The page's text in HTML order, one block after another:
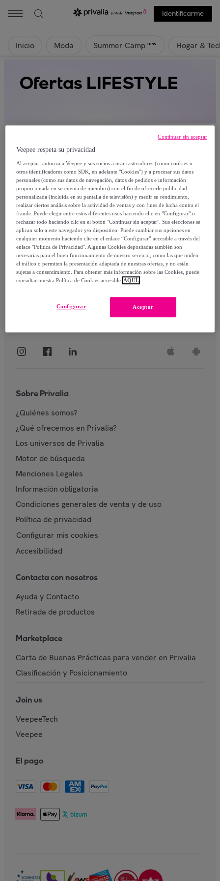
Identificarme
Inicio Moda Summer Camp new Hogar &
Ofertas LIFESTYLE
Actualmente no hay productos disponibles.
Regístrate y accede a todos los productos visibles
para nuestros miembros.
Identificarme
Sobre Privalia
¿Quiénes somos?
¿Qué ofrecemos en Privalia?
Los universos de Privalia
Motor de búsqueda
Menciones Legales
Información obligatoria
Condiciones generales de venta y de uso
Política de privacidad
Configurar mis cookies
Accesibilidad
Contacta con nosotros
Ayuda y Contacto
Retirada de productos
Marketplace
Carta de Buenas Prácticas para vender en Privalia
Clasificación y Posicionamiento
Join us
VeepeeTech
Veepee
El pago
Veepee respeta su privacidad
Al aceptar, autoriza a Veepee y sus socios a usar rastreadores (como cookies u
otros identificadores como SDK, en adelante "Cookies") y a procesar sus datos
personales (como sus datos de navegación, datos de pedidos e información
proporcionada en su cuenta de miembro) con el fin de ofrecerle publicidad
personalizada (incluida en su pantalla de televisión) y medir su rendimiento,
realizar ciertos análisis sobre la actividad de ventas y con fines de lucha contra el
fraude. Puede elegir entre estos diferentes usos haciendo clic en "Configurar" o
rechazar todo haciendo clic en el botón "Continuar sin aceptar". Sus elecciones se
aplican solo a este navegador y/o dispositivo. Puede cambiar sus opciones en
cualquier momento haciendo clic en el enlace “Configurar” accesible a través del
enlace "Política de Privacidad". Algunas Cookies depositadas también son
necesarias para el buen funcionamiento de nuestro servicio, como las que miden
el tráfico o permiten la presentación adaptada de nuestras ofertas, y no están
sujetas a consentimiento. Para obtener más información sobre las Cookies, puede
consultar nuestra Política de Cookies accesible AQUÍ.
Aceptar
Configurar
Continuar sin aceptar